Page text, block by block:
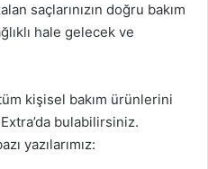
saçlarınızın doğru bakım
hale gelecek ve
kişisel bakım ürünlerini
bulabilirsiniz.
yazılarımız: